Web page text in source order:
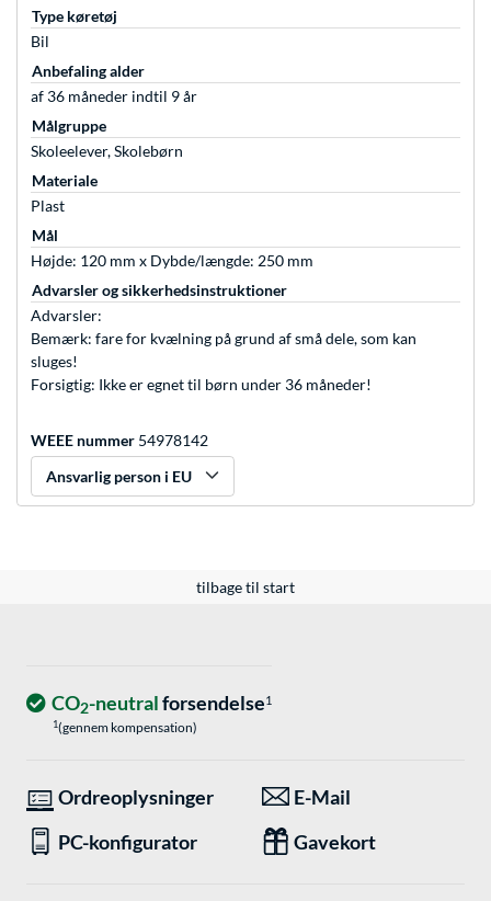
Type køretøj
Bil
Anbefaling alder
af 36 måneder indtil 9 år
Målgruppe
Skoleelever, Skolebørn
Materiale
Plast
Mål
Højde: 120 mm x Dybde/længde: 250 mm
Advarsler og sikkerhedsinstruktioner
Advarsler:
Bemærk: fare for kvælning på grund af små dele, som kan
sluges!
Forsigtig: Ikke er egnet til børn under 36 måneder!
WEEE nummer 54978142
Ansvarlig person i EU
tilbage til start
CO2-neutralforsendelse1
1(gennem kompensation)
Ordreoplysninger
E-Mail
PC-konfigurator
Gavekort